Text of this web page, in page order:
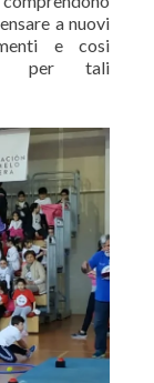
a nuovi
e cosi
per tali